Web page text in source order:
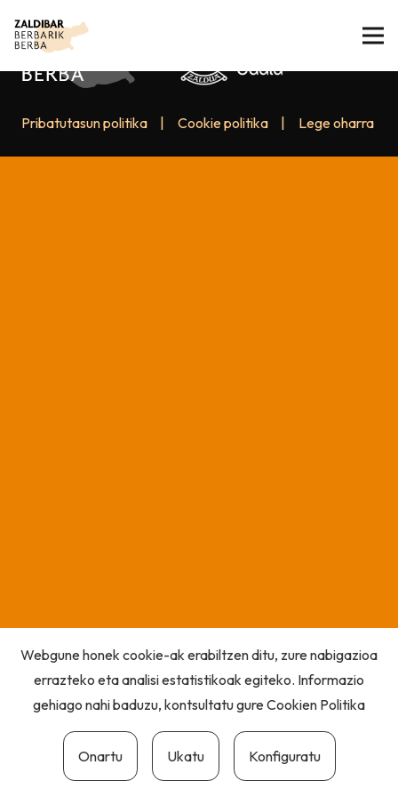
Pribatutasun politika Cookie politika Lege oharra
Webgune honek cookie-ak erabiltzen ditu, zure nabigazioa
errazteko eta analisi estatistikoak egiteko. Informazio
gehiago nahi baduzu, kontsultatu gureCookien Politika
Onartu Ukatu Konfiguratu